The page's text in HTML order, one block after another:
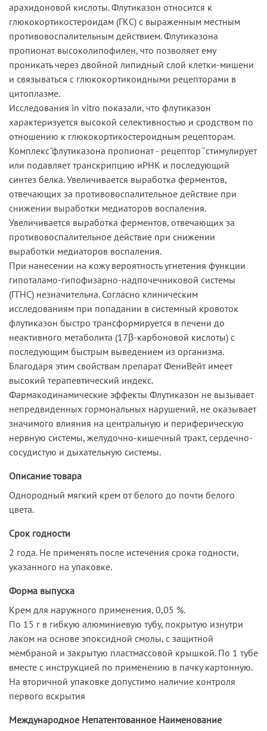
арахидоновой кислоты. Флутиказон относится к
глюкокортикостероидам (ГКС) с выраженным местным
противовоспалительным действием. Флутиказона
пропионат высоколипофилен, что позволяет ему
проникать через двойной липидный слой клетки-мишени
и связываться с глюкокортикоидными рецепторами в
цитоплазме.
Исследования in vitro показали, что флутиказон
характеризуется высокой селективностью и сродством по
отношению к глюкокортикостероидным рецепторам.
Комплекс ̋флутиказона пропионат - рецептор ̋ стимулирует
или подавляет транскрипцию иРНК и последующий
синтез белка. Увеличивается выработка ферментов,
отвечающих за противовоспалительное действие при
снижении выработки медиаторов воспаления.
Увеличивается выработка ферментов, отвечающих за
противовоспалительное действие при снижении
выработки медиаторов воспаления.
При нанесении на кожу вероятность угнетения функции
гипоталамо-гипофизарно-надпочечниковой системы
(ГГНС) незначительна. Согласно клиническим
исследованиям при попадании в системный кровоток
флутиказон быстро трансформируется в печени до
неактивного метаболита (17β-карбоновой кислоты) с
последующим быстрым выведением из организма.
Благодаря этим свойствам препарат ФениВейт имеет
высокий терапевтический индекс.
Фармакодинамические эффекты Флутиказон не вызывает
непредвиденных гормональных нарушений, не оказывает
значимого влияния на центральную и периферическую
нервную системы, желудочно-кишечный тракт, сердечно-
сосудистую и дыхательную системы.
Описание товара
Однородный мягкий крем от белого до почти белого
цвета.
Срок годности
2 года. Не применять после истечения срока годности,
указанного на упаковке.
Форма выпуска
Крем для наружного применения, 0,05 %.
По 15 г в гибкую алюминиевую тубу, покрытую изнутри
лаком на основе эпоксидной смолы, с защитной
мембраной и закрытую пластмассовой крышкой. По 1 тубе
вместе с инструкцией по применению в пачку картонную.
На вторичной упаковке допустимо наличие контроля
первого вскрытия
Международное Непатентованное Наименование